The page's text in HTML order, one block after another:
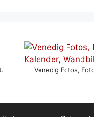
Venedig Fotos,